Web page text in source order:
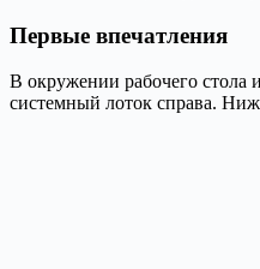
Первые впечатления
В окружении рабочего стола
системный лоток справа.